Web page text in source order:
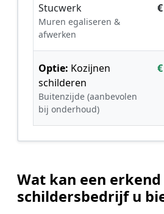
Stucwerk
Muren egaliseren &
afwerken
Optie: Kozijnen
schilderen
Buitenzijde (aanbevolen
bij onderhoud)
Wat kan een erkend
schildersbedrijf u